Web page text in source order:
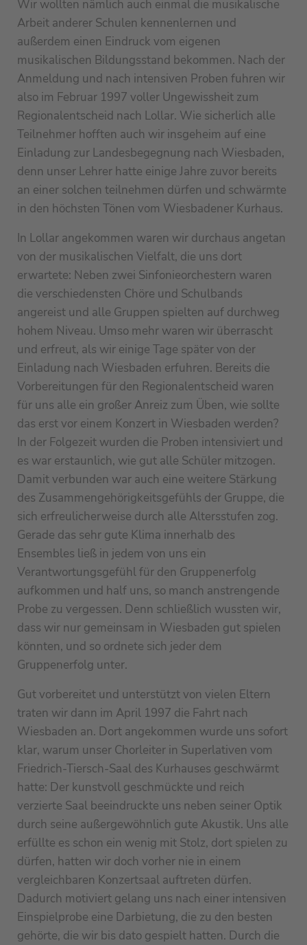
Wir wollten nämlich auch einmal die musikalische
Arbeit anderer Schulen kennenlernen und
außerdem einen Eindruck vom eigenen
musikalischen Bildungsstand bekommen. Nach der
Anmeldung und nach intensiven Proben fuhren wir
also im Februar 1997 voller Ungewissheit zum
Regionalentscheid nach Lollar. Wie sicherlich alle
Teilnehmer hofften auch wir insgeheim auf eine
Einladung zur Landesbegegnung nach Wiesbaden,
denn unser Lehrer hatte einige Jahre zuvor bereits
an einer solchen teilnehmen dürfen und schwärmte
in den höchsten Tönen vom Wiesbadener Kurhaus.
In Lollar angekommen waren wir durchaus angetan
von der musikalischen Vielfalt, die uns dort
erwartete: Neben zwei Sinfonieorchestern waren
die verschiedensten Chöre und Schulbands
angereist und alle Gruppen spielten auf durchweg
hohem Niveau. Umso mehr waren wir überrascht
und erfreut, als wir einige Tage später von der
Einladung nach Wiesbaden erfuhren. Bereits die
Vorbereitungen für den Regionalentscheid waren
für uns alle ein großer Anreiz zum Üben, wie sollte
das erst vor einem Konzert in Wiesbaden werden?
In der Folgezeit wurden die Proben intensiviert und
es war erstaunlich, wie gut alle Schüler mitzogen.
Damit verbunden war auch eine weitere Stärkung
des Zusammengehörigkeitsgefühls der Gruppe, die
sich erfreulicherweise durch alle Altersstufen zog.
Gerade das sehr gute Klima innerhalb des
Ensembles ließ in jedem von uns ein
Verantwortungsgefühl für den Gruppenerfolg
aufkommen und half uns, so manch anstrengende
Probe zu vergessen. Denn schließlich wussten wir,
dass wir nur gemeinsam in Wiesbaden gut spielen
könnten, und so ordnete sich jeder dem
Gruppenerfolg unter.
Gut vorbereitet und unterstützt von vielen Eltern
traten wir dann im April 1997 die Fahrt nach
Wiesbaden an. Dort angekommen wurde uns sofort
klar, warum unser Chorleiter in Superlativen vom
Friedrich-Tiersch-Saal des Kurhauses geschwärmt
hatte: Der kunstvoll geschmückte und reich
verzierte Saal beeindruckte uns neben seiner Optik
durch seine außergewöhnlich gute Akustik. Uns alle
erfüllte es schon ein wenig mit Stolz, dort spielen zu
dürfen, hatten wir doch vorher nie in einem
vergleichbaren Konzertsaal auftreten dürfen.
Dadurch motiviert gelang uns nach einer intensiven
Einspielprobe eine Darbietung, die zu den besten
gehörte, die wir bis dato gespielt hatten. Durch die